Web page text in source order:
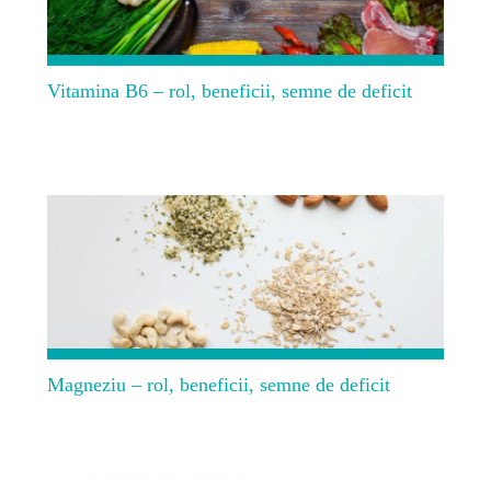
Vitamina B6 – rol, beneficii, semne de deficit
Magneziu – rol, beneficii, semne de deficit